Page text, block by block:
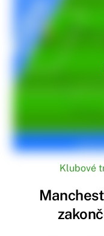
Klubové